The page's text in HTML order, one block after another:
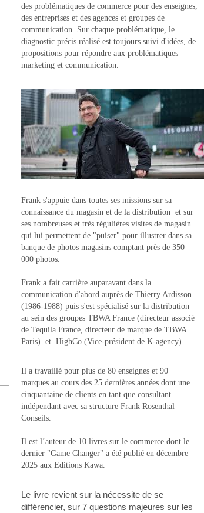
des problématiques de commerce pour des enseignes,
des entreprises et des agences et groupes de
communication. Sur chaque problématique, le
diagnostic précis réalisé est toujours suivi d'idées, de
propositions pour répondre aux problématiques
marketing et communication.
Frank s'appuie dans toutes ses missions sur sa
connaissance du magasin et de la distribution et sur
ses nombreuses et très régulières visites de magasin
qui lui permettent de "puiser" pour illustrer dans sa
banque de photos magasins comptant près de 350
000 photos.
Frank a fait carrière auparavant dans la
communication d'abord auprès de Thierry Ardisson
(1986-1988) puis s'est spécialisé sur la distribution
au sein des groupes TBWA France (directeur associé
de Tequila France, directeur de marque de TBWA
Paris) et HighCo (Vice-président de K-agency).
Il a travaillé pour plus de 80 enseignes et 90
marques au cours des 25 dernières années dont une
cinquantaine de clients en tant que consultant
indépendant avec sa structure Frank Rosenthal
Conseils.
Il est l’auteur de 10 livres sur le commerce dont le
dernier "Game Changer" a été publié en décembre
2025 aux Editions Kawa.
Le livre revient sur la nécessite de se
différencier, sur 7 questions majeures sur les